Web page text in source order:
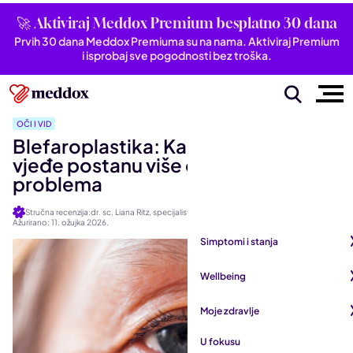
🚀 Aktiviraj Meddox Premium besplatno 30 dana
Prvih 30 dana Meddox Premiuma su na nama. Aktiviraj Premium
i isprobaj sve pogodnosti bez troška.
Simptomi i stanja
Bubrezi i mokraćni sustav
Dišni sustav
Wellbeing
Moje zdravlje
Pogledaj sve iz kategorije
U fokusu
OČI I VID
Blefaroplastika: Kada spuštene
vjeđe postanu više od estetskog
problema
Stručna recenzija:dr. sc. Liana Ritz, specijalistica oftalmologije
Ažurirano: 11. ožujka 2026.